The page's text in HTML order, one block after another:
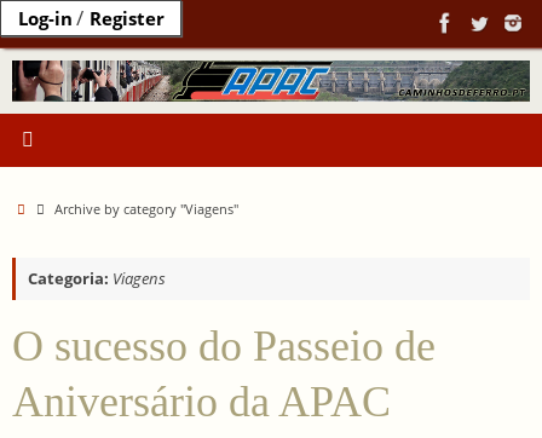
Log-in / Register
para
conteúdo
HomeArchive by category "Viagens"
Categoria: Viagens
O sucesso do Passeio de
Aniversário da APAC